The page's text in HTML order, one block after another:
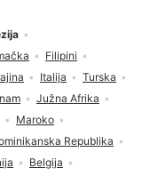
Filipini
Italija
Turska
Južna Afrika
Maroko
Republika
Belgija